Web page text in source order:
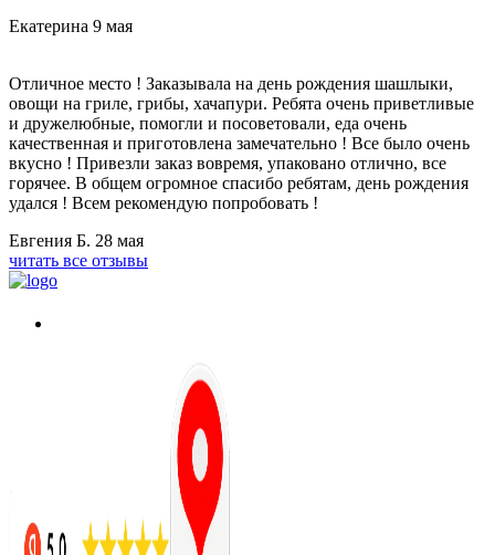
Екатерина 9 мая
Отличное место ! Заказывала на день рождения шашлыки,
овощи на гриле, грибы, хачапури. Ребята очень приветливые
и дружелюбные, помогли и посоветовали, еда очень
качественная и приготовлена замечательно ! Все было очень
вкусно ! Привезли заказ вовремя, упаковано отлично, все
горячее. В общем огромное спасибо ребятам, день рождения
удался ! Всем рекомендую попробовать !
Евгения Б. 28 мая
читать все отзывы